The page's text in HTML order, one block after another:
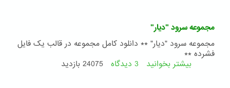
سی
مجموعه سرود "دیار"
مجموعه سرود "دیار" ** دانلود کامل مجموعه در قالب یک فایل
فشرده **
بیشتر بخوانید درباره
3 دیدگاه 24075 بازدید